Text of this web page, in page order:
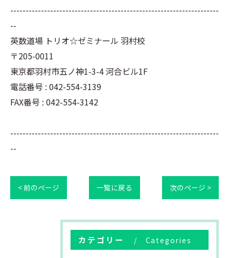
--------------------------------------------------------------------
--
英数道場 トリオ☆ゼミナール 羽村校
〒205-0011
東京都羽村市五ノ神1-3-4 河合ビル1F
電話番号 : 042-554-3139
FAX番号 : 042-554-3142
--------------------------------------------------------------------
--
< 前のページ 一覧に戻る 次のページ >
カテゴリー Categories